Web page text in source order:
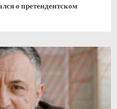
о претендентском